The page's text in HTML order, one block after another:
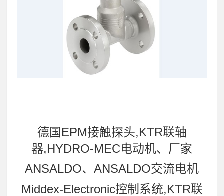
德国EPM接触探头,KTR联轴
器,HYDRO-MEC电动机、厂家
ANSALDO、ANSALDO交流电机
Middex-Electronic控制系统,KTR联